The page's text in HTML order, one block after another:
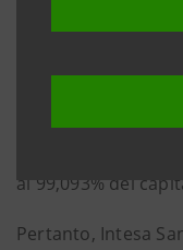
al 99,093% del
Pertanto, Intesa